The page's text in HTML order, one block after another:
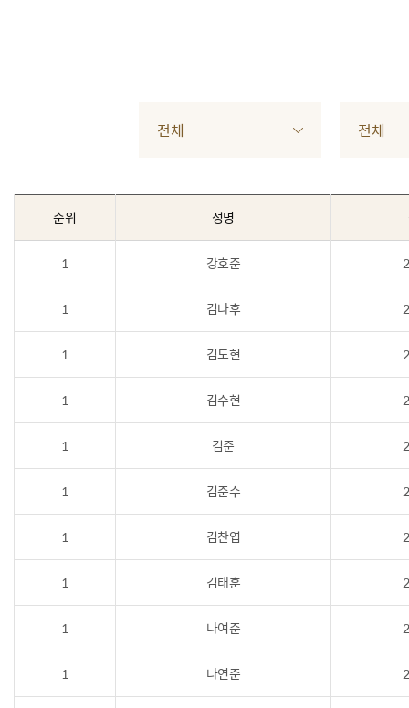
전체 전체
순위 성명
1 강호준
1 김나후
1 김도현
1 김수현
1 김준
1 김준수
1 김찬엽
1 김태훈
1 나여준
1 나연준